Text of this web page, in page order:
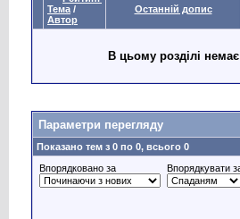
Тема /
Автор
Останній допис
В цьому розділі
Параметри перегляду
Показано тем з 0 по 0, всього 0
Впорядковано за
Впорядкувати